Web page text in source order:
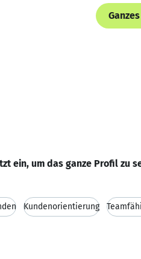
ein, um das ganze Profil zu
Kundenorientierung